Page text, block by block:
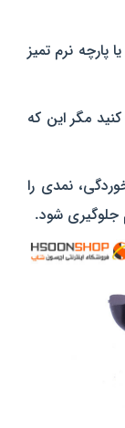
پارچه نرم تمیز
مگر این که
نمدی را
جلوگیری شود.